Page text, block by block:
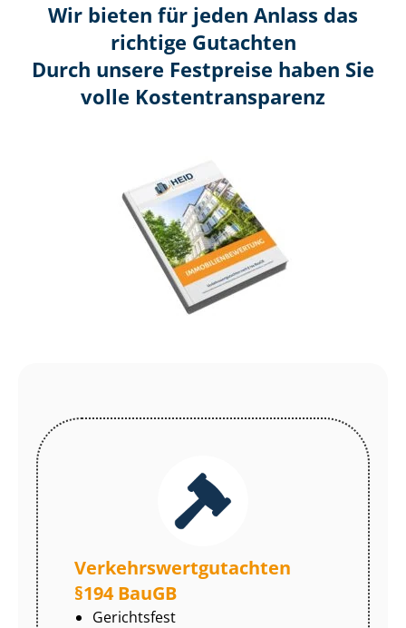
Wir bieten für jeden Anlass das
richtige Gutachten
Durch unsere Festpreise haben Sie
volle Kosten­transparenz
Ver­kehrs­wert­gut­ach­ten
§194 BauGB
Gerichtsfest